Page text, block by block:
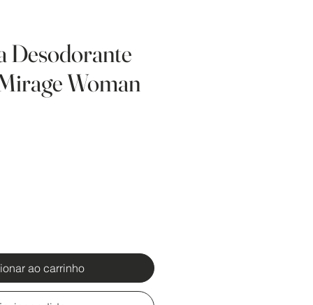
Desodorante
Woman
ao carrinho